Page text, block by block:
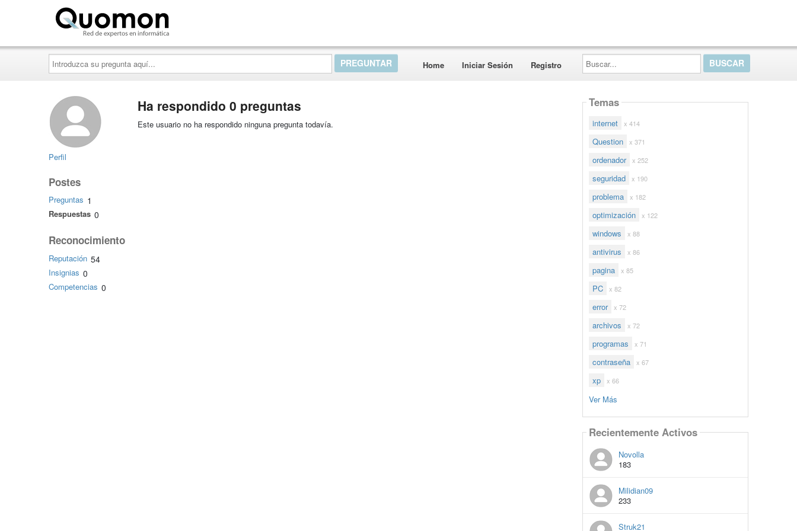
Introduzca
su
pregunta
aquí...
Home Iniciar Sesión Registro
Buscar...
Perfil
Postes
Preguntas 1
Respuestas 0
Reconocimiento
Reputación 54
Insignias 0
Competencias 0
Ha respondido 0 preguntas
Este usuario no ha respondido ninguna pregunta todavía.
Temas
internet x 414
Question x 371
ordenador x 252
seguridad x 190
problema x 182
optimización x 122
windows x 88
antivirus x 86
pagina x 85
PC x 82
error x 72
archivos x 72
programas x 71
contraseña x 67
xp x 66
Ver Más
Recientemente Activos
Novolla
183
Milidian09
233
Struk21